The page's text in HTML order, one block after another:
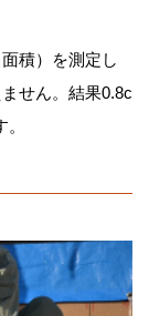
積）を測定し
せん。結果0.8c